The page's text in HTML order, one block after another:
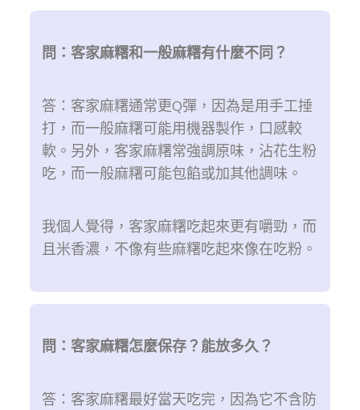
問：客家麻糬和一般麻糬有什麼不同？
答：客家麻糬通常更Q彈，因為是用手工捶
打，而一般麻糬可能用機器製作，口感較
軟。另外，客家麻糬常強調原味，沾花生粉
吃，而一般麻糬可能包餡或加其他調味。
我個人覺得，客家麻糬吃起來更有嚼勁，而
且米香濃，不像有些麻糬吃起來像在吃粉。
問：客家麻糬怎麼保存？能放多久？
答：客家麻糬最好當天吃完，因為它不含防